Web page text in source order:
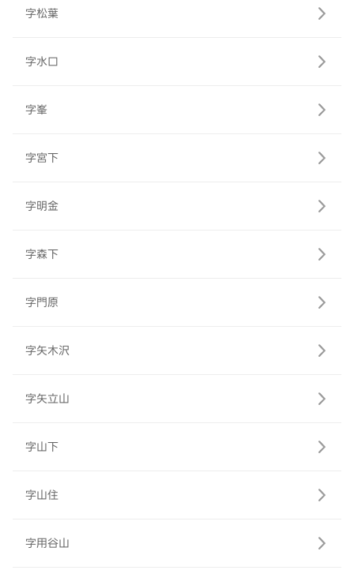
字松葉
字水口
字峯
字宮下
字明金
字森下
字門原
字矢木沢
字矢立山
字山下
字山住
字用谷山